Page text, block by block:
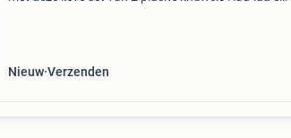
Nieuw Verzenden